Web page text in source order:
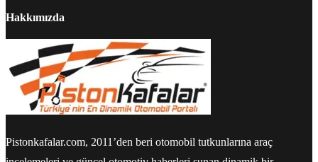
Hakkımızda
Pistonkafalar.com, 2011’den beri otomobil tutkunlarına araç